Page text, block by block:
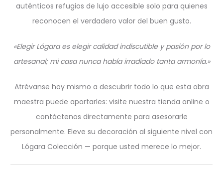
auténticos refugios de lujo accesible solo para quienes
reconocen el verdadero valor del buen gusto.
«Elegir Lógara es elegir calidad indiscutible y pasión por lo
artesanal; mi casa nunca había irradiado tanta armonía.»
Atrévanse hoy mismo a descubrir todo lo que esta obra
maestra puede aportarles: visite nuestra tienda online o
contáctenos directamente para asesorarle
personalmente. Eleve su decoración al siguiente nivel con
Lógara Colección — porque usted merece lo mejor.